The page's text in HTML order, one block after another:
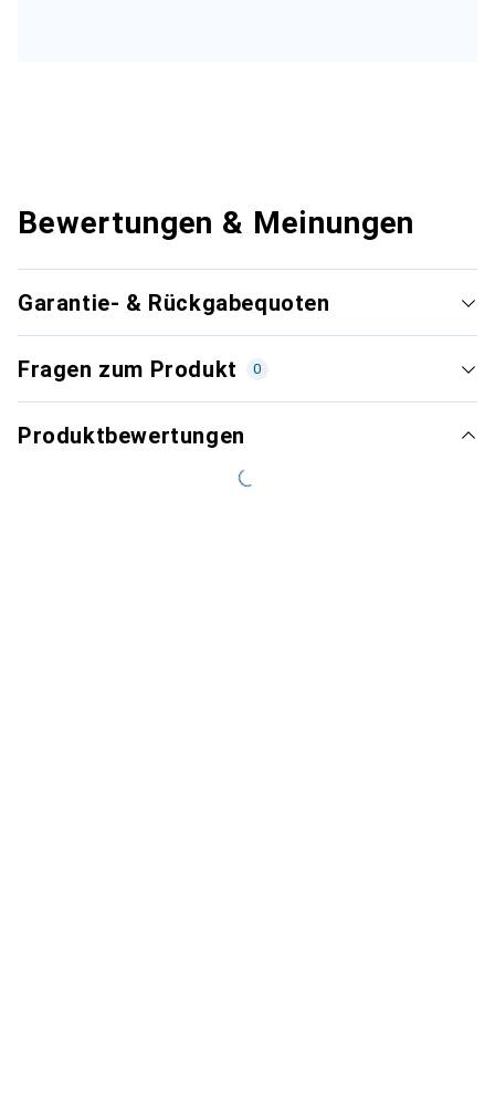
Bewertungen & Meinungen
Garantie- & Rückgabequoten
Fragen zum Produkt 0
Produktbewertungen